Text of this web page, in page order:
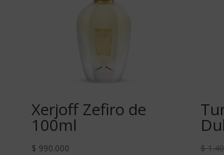
Xerjoff Zefiro de
100ml
$ 990.000 $